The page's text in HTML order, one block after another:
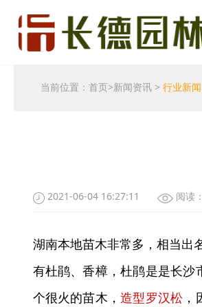
当前位置：首页>新闻资讯 >行业新闻
2021-06-04 16:27:11 阅读：
湖南本地苗木非常多，相当出
有杜鹃、香樟，杜鹃是是长
个很火的苗木，造型罗汉松